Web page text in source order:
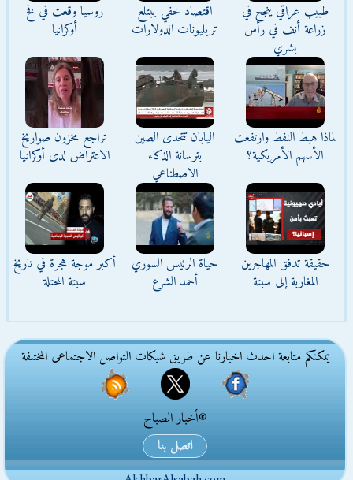
طبيب عراقي ينجح في
زراعة أنف في رأس
بشري
اقتصاد خفي يبتلع
تريليونات الدولارات
روسيا وقعت في فخ
أوكرانيا
لماذا هبط النفط وارتفعت
الأسهم الأمريكية؟
اليابان تتحدى الصين
بترسانة الذكاء
الاصطناعي
تراجع مخزون صواريخ
الاعتراض لدى أوكرانيا
حقيقة تدفق المهاجرين
المغاربة إلى سبتة
حياة الرئيس السوري
أحمد الشرع
أكبر موجة هجرة في تاريخ
سبتة المحتلة
يمكنكم متابعة احدث اخبارنا عن طريق شبكات التواصل الاجتماعى المختلفة
®أخبار الصباح
اتصل بنا